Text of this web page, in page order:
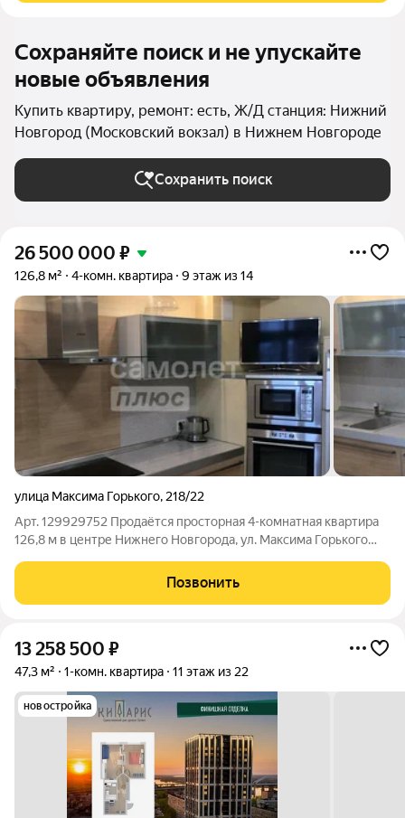
Сохраняйте поиск и не упускайте
новые объявления
Купить квартиру, ремонт: есть, Ж/Д станция: Нижний
Новгород (Московский вокзал) в Нижнем Новгороде
Сохранить поиск
26 500 000 ₽
126,8 м² 4-комн. квартира 9 этаж из 14
улица Максима Горького, 218/22
Арт. 129929752 Продаётся просторная 4-комнатная квартира
126,8 м в центре Нижнего Новгорода, ул. Максима Горького
Нижегородский район, вся инфраструктура в шаговой
доступности. Полная готовность:
Позвонить
13 258 500 ₽
47,3 м² 1-комн. квартира 11 этаж из 22
новостройка